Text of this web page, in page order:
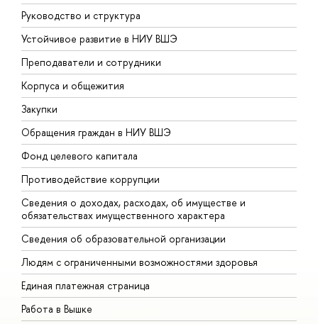
Руководство и структура
Устойчивое развитие в НИУ ВШЭ
Преподаватели и сотрудники
Корпуса и общежития
Закупки
Обращения граждан в НИУ ВШЭ
Фонд целевого капитала
Противодействие коррупции
Сведения о доходах, расходах, об имуществе и
обязательствах имущественного характера
Сведения об образовательной организации
Людям с ограниченными возможностями здоровья
Единая платежная страница
Работа в Вышке